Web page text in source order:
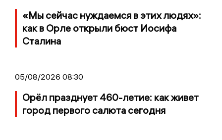
«Мы сейчас нуждаемся в этих людях»:
как в Орле открыли бюст Иосифа
Сталина
05/08/2026 08:30
Орёл празднует 460-летие: как живет
город первого салюта сегодня